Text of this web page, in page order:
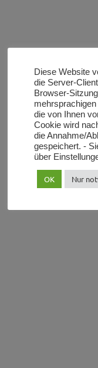
Diese Website
die Server-
Browser-
die von Ihnen
Cookie wird
die Annahme/
gespeichert. -
über
OK Nur